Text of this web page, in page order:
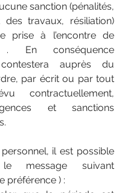
sanction (pénalités,
des travaux, résiliation)
prise à l’encontre de
. En conséquence
contestera auprès du
par écrit ou par tout
contractuellement,
et sanctions
il est possible
le message suivant
préférence ) :